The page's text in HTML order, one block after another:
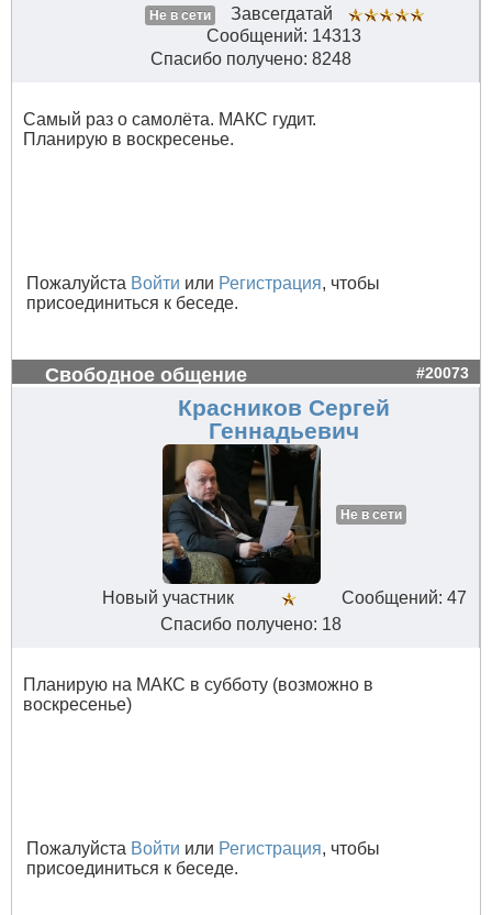
Не в сети
Завсегдатай
Сообщений: 14313
Спасибо получено: 8248
Самый раз о самолёта. МАКС гудит.
Планирую в воскресенье.
Пожалуйста Войти или Регистрация, чтобы
присоединиться к беседе.
Свободное общение #20073
Красников Сергей
Геннадьевич
Не в сети
Новый участник
Сообщений: 47
Спасибо получено: 18
Планирую на МАКС в субботу (возможно в
воскресенье)
Пожалуйста Войти или Регистрация, чтобы
присоединиться к беседе.